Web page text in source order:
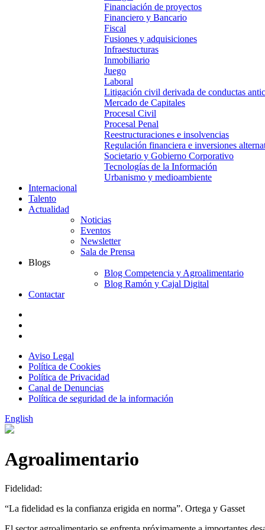
Financiación de proyectos
Financiero y Bancario
Fiscal
Fusiones y adquisiciones
Infraestucturas
Inmobiliario
Juego
Laboral
Litigación civil derivada de conductas
Mercado de Capitales
Procesal Civil
Procesal Penal
Reestructuraciones e insolvencias
Regulación financiera e inversiones
Societario y Gobierno Corporativo
Tecnologías de la Información
Urbanismo y medioambiente
Internacional
Talento
Actualidad
Noticias
Eventos
Newsletter
Sala de Prensa
Blogs
Blog Competencia y Agroalimentario
Blog Ramón y Cajal Digital
Contactar
Aviso Legal
Política de Cookies
Política de Privacidad
Canal de Denuncias
Política de seguridad de la información
English
Agroalimentario
Fidelidad:
“La fidelidad es la confianza erigida en norma”. Ortega y Gasset